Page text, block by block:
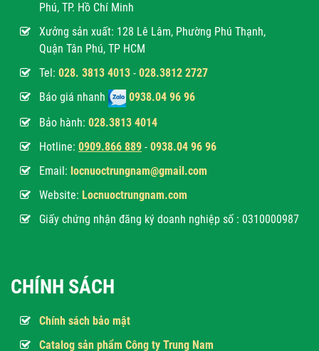
Phú, TP. Hồ Chí Minh
Xưởng sản xuất: 128 Lê Lâm, Phường Phú Thạnh,
Quận Tân Phú, TP HCM
Tel: 028. 3813 4013 - 028.3812 2727
Báo giá nhanh
0938.04 96 96
Bảo hành: 028.3813 4014
Hotline: 0909.866 889 - 0938.04 96 96
Email: locnuoctrungnam@gmail.com
Website: Locnuoctrungnam.com
Giấy chứng nhận đăng ký doanh nghiệp số : 0310000987
CHÍNH SÁCH
Chính sách bảo mật
Catalog sản phẩm Công ty Trung Nam